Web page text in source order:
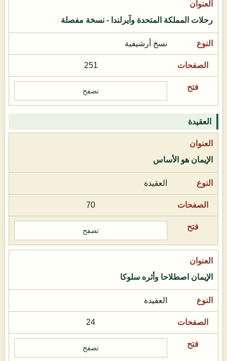
رحلات المملكة المتحدة وآيرلندا - نسخة مفصلة
نسخ أرشيفية
251
تصفح
العقيدة
الإيمان هو الأساس
العقيدة
70
تصفح
الإيمان اصطلاحا وأثره سلوكا
العقيدة
24
تصفح